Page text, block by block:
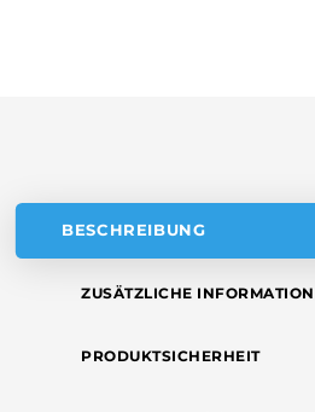
BESCHREIBUNG
ZUSÄTZLICHE
PRODUKTSICHERHEIT